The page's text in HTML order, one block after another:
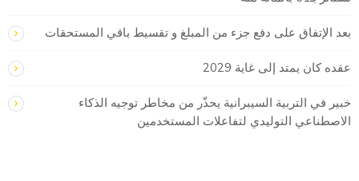
بعد الإتفاق على دفع جزء من المبلغ و تقسيط باقي المستحقات
عقده كان يمتد إلى غاية 2029
خبير في التربية السيبرانية يحذّر من مخاطر توجيه الذكاء
الاصطناعي التوليدي لتفاعلات المستخدمين